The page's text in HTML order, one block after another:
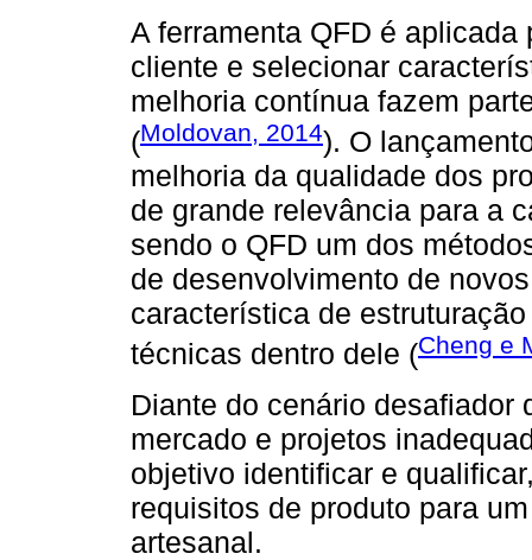
A ferramenta QFD é
cliente e selecionar
melhoria contínua fazem
(Moldovan, 2014). O
melhoria da qualidade dos
de grande relevância para a
sendo o QFD um dos
de desenvolvimento de
característica de
técnicas dentro dele (Cheng e
Diante do cenário desafiador
mercado e projetos
objetivo identificar e
requisitos de produto para
artesanal.